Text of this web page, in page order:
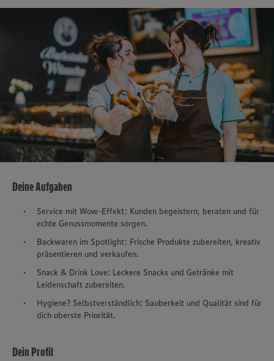
Deine Aufgaben
Service mit Wow-Effekt: Kunden begeistern, beraten und für
echte Genussmomente sorgen.
Backwaren im Spotlight: Frische Produkte zubereiten, kreativ
präsentieren und verkaufen.
Snack & Drink Love: Leckere Snacks und Getränke mit
Leidenschaft zubereiten.
Hygiene? Selbstverständlich: Sauberkeit und Qualität sind für
dich oberste Priorität.
Dein Profil